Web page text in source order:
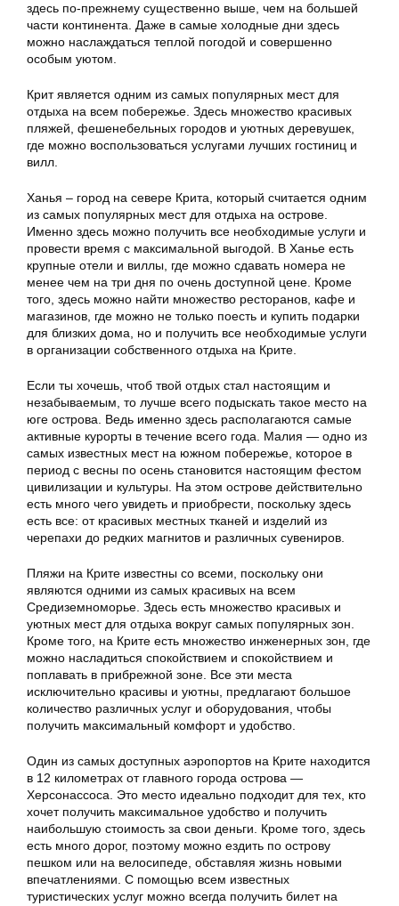
здесь по-прежнему существенно выше, чем на большей
части континента. Даже в самые холодные дни здесь
можно наслаждаться теплой погодой и совершенно
особым уютом.
Крит является одним из самых популярных мест для
отдыха на всем побережье. Здесь множество красивых
пляжей, фешенебельных городов и уютных деревушек,
где можно воспользоваться услугами лучших гостиниц и
вилл.
Ханья – город на севере Крита, который считается одним
из самых популярных мест для отдыха на острове.
Именно здесь можно получить все необходимые услуги и
провести время с максимальной выгодой. В Ханье есть
крупные отели и виллы, где можно сдавать номера не
менее чем на три дня по очень доступной цене. Кроме
того, здесь можно найти множество ресторанов, кафе и
магазинов, где можно не только поесть и купить подарки
для близких дома, но и получить все необходимые услуги
в организации собственного отдыха на Крите.
Если ты хочешь, чтоб твой отдых стал настоящим и
незабываемым, то лучше всего подыскать такое место на
юге острова. Ведь именно здесь располагаются самые
активные курорты в течение всего года. Малия — одно из
самых известных мест на южном побережье, которое в
период с весны по осень становится настоящим фестом
цивилизации и культуры. На этом острове действительно
есть много чего увидеть и приобрести, поскольку здесь
есть все: от красивых местных тканей и изделий из
черепахи до редких магнитов и различных сувениров.
Пляжи на Крите известны со всеми, поскольку они
являются одними из самых красивых на всем
Средиземноморье. Здесь есть множество красивых и
уютных мест для отдыха вокруг самых популярных зон.
Кроме того, на Крите есть множество инженерных зон, где
можно насладиться спокойствием и спокойствием и
поплавать в прибрежной зоне. Все эти места
исключительно красивы и уютны, предлагают большое
количество различных услуг и оборудования, чтобы
получить максимальный комфорт и удобство.
Один из самых доступных аэропортов на Крите находится
в 12 километрах от главного города острова —
Херсонассоса. Это место идеально подходит для тех, кто
хочет получить максимальное удобство и получить
наибольшую стоимость за свои деньги. Кроме того, здесь
есть много дорог, поэтому можно ездить по острову
пешком или на велосипеде, обставляя жизнь новыми
впечатлениями. С помощью всем известных
туристических услуг можно всегда получить билет на